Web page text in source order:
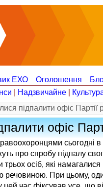
ЕХО Оголошення
Надзвичайне
підпалити офіс Партії
офіс
про спробу підпалу
трьох осіб, які
речовиною. При цьому,